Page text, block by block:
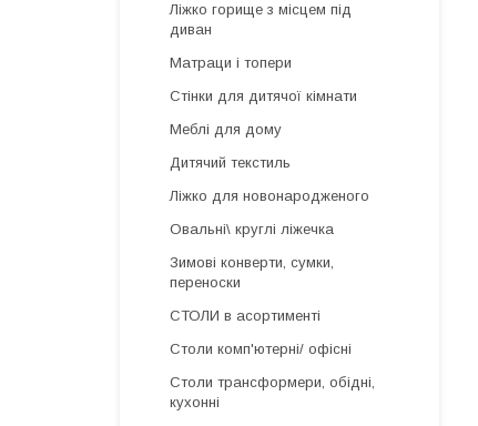
Ліжко горище з місцем під
диван
Матраци і топери
Стінки для дитячої кімнати
Меблі для дому
Дитячий текстиль
Ліжко для новонародженого
Овальні\ круглі ліжечка
Зимові конверти, сумки,
переноски
СТОЛИ в асортименті
Столи комп'ютерні/ офісні
Столи трансформери, обідні,
кухонні